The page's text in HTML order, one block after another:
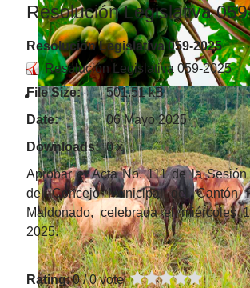
Resolución Legislativa
Resolución Legislativa 059-2025
Resolución Legislativa 059-2025
File Size:
501.51 kB
Date:
06 Mayo 2025
Downloads: 0 x
Aprobar el Acta No. 111 de la Sesión
del Concejo Municipal del Cantón
Maldonado, celebrada el miércoles
2025.
Rating: 0 / 0 vote